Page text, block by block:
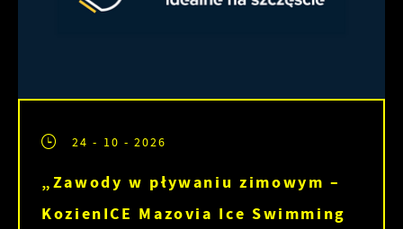
24 - 10 - 2026
„Zawody w pływaniu zimowym –
KozienICE Mazovia Ice Swimming